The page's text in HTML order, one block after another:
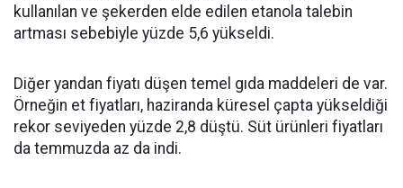
kullanılan ve şekerden elde edilen etanola talebin
artması sebebiyle yüzde 5,6 yükseldi.
Diğer yandan fiyatı düşen temel gıda maddeleri de var.
Örneğin et fiyatları, haziranda küresel çapta yükseldiği
rekor seviyeden yüzde 2,8 düştü. Süt ürünleri fiyatları
da temmuzda az da indi.